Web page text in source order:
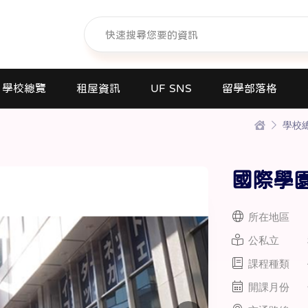
學校總覽
短期大學
研究所
商業日文課程
租屋資訊 UF SNS 留學部落格
學校
國際學
所在地區
公私立
課程種類
開課月份